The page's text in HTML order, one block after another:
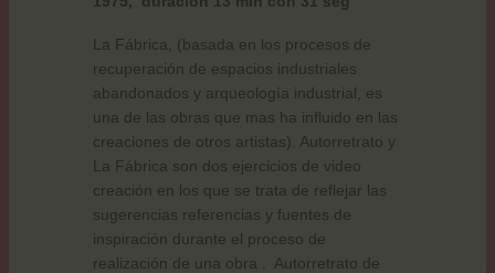
La Fábrica, (basada en los procesos de
recuperación de espacios industriales
abandonados y arqueología industrial, es
una de las obras que mas ha influido en las
creaciones de otros artistas). Autorretrato y
La Fábrica son dos ejercicios de video
creación en los que se trata de reflejar las
sugerencias referencias y fuentes de
inspiración durante el proceso de
realización de una obra .
Autorretrato de